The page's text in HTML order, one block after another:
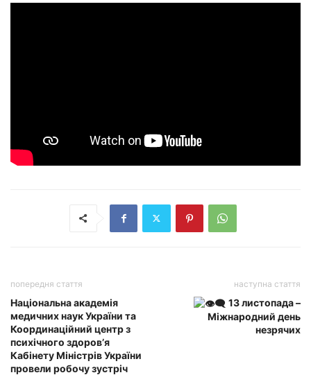
попередня стаття
Національна академія
медичних наук України та
Координаційний центр з
психічного здоров’я
Кабінету Міністрів України
провели робочу зустріч
наступна стаття
13 листопада –
Міжнародний день
незрячих